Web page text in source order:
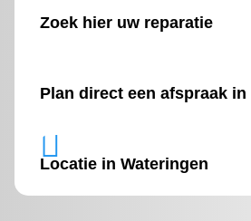
Zoek hier uw reparatie
Plan direct een afspraak in

Locatie in Wateringen